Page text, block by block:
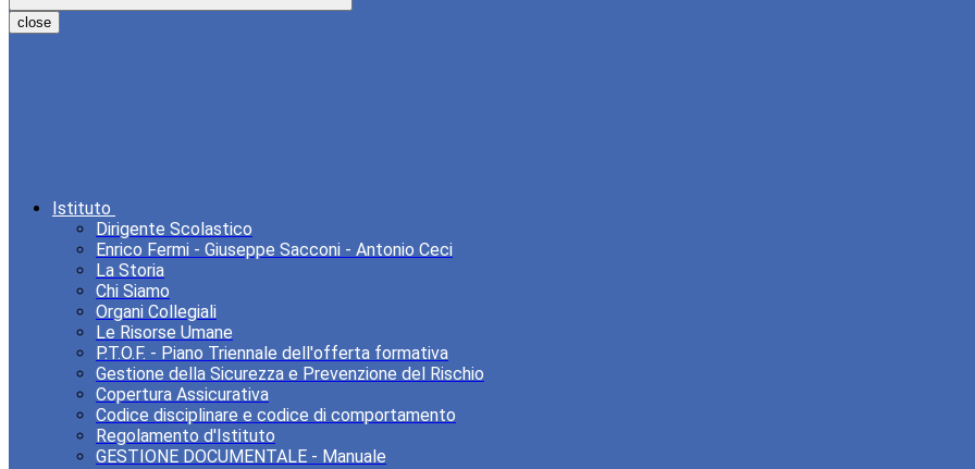
close
Istituto
Dirigente Scolastico
Enrico Fermi - Giuseppe Sacconi - Antonio Ceci
La Storia
Chi Siamo
Organi Collegiali
Le Risorse Umane
P.T.O.F. - Piano Triennale dell'offerta formativa
Gestione della Sicurezza e Prevenzione del Rischio
Copertura Assicurativa
Codice disciplinare e codice di comportamento
Regolamento d'Istituto
GESTIONE DOCUMENTALE - Manuale